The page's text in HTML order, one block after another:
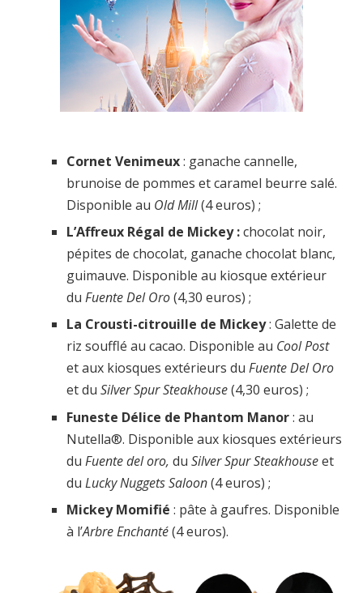
Cornet Venimeux: ganache cannelle,
brunoise de pommes et caramel beurre salé.
Disponible au Old Mill(4 euros) ;
L’Affreux Régal de Mickey :chocolat noir,
pépites de chocolat, ganache chocolat blanc,
guimauve. Disponible au kiosque extérieur
duFuenteDel Oro(4,30 euros) ;
La Crousti-citrouille de Mickey: Galette de
riz soufflé au cacao. Disponible au Cool Post
et aux kiosques extérieurs duFuente Del Oro
et duSilver Spur Steakhouse(4,30 euros) ;
Funeste Délice de Phantom Manor: au
Nutella®. Disponible aux kiosques extérieurs
duFuente del oro,duSilver Spur Steakhouseet
duLucky Nuggets Saloon(4 euros) ;
Mickey Momifié: pâte à gaufres. Disponible
à l’Arbre Enchanté(4 euros).